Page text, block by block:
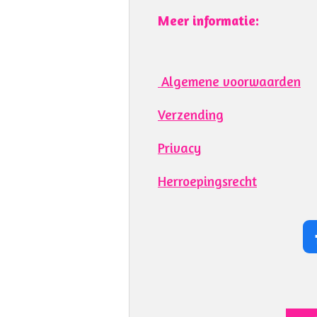
Meer informatie:
Algemene voorwaarden
Verzending
Privacy
Herroepingsrecht